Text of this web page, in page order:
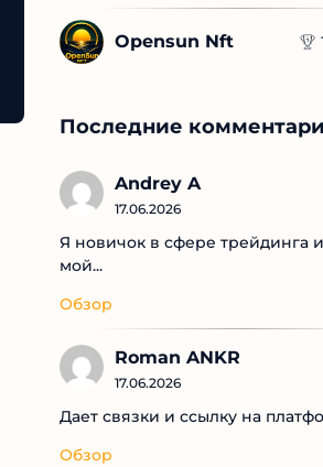
Opensun Nft
Последние
Andrey A
17.06.2026
Я новичок в сфере трейдинга
мой...
Обзор
Roman ANKR
17.06.2026
Дает связки и ссылку на
Обзор